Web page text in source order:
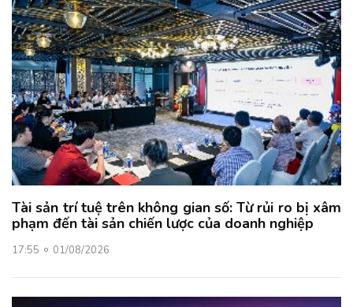
Tài sản trí tuệ trên không gian số: Từ rủi ro bị xâm
phạm đến tài sản chiến lược của doanh nghiệp
17:55 01/08/2026